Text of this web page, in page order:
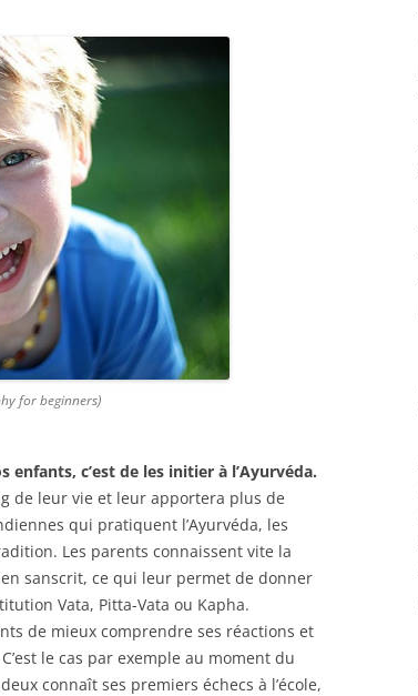
for beginners)
enfants, c’est de les initier à l’Ayurvéda.
de leur vie et leur apportera plus de
qui pratiquent l’Ayurvéda, les
Les parents connaissent vite la
sanscrit, ce qui leur permet de donner
Vata, Pitta-Vata ou Kapha.
de mieux comprendre ses réactions et
le cas par exemple au moment du
connaît ses premiers échecs à l’école,